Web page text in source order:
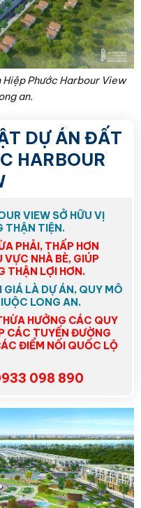
Phước Harbour View
an.
DỰ ÁN ĐẤT
HARBOUR
VIEW SỞ HỮU VỊ
THẬN TIỆN.
PHẢI, THẤP HƠN
VỰC NHÀ BÈ, GIÚP
THẬN LỢI HƠN.
LÀ DỰ ÁN, QUY MÔ
LONG AN.
HƯỞNG CÁC QUY
CÁC TUYẾN ĐƯỜNG
ĐIỂM NỐI QUỐC LỘ
098 890